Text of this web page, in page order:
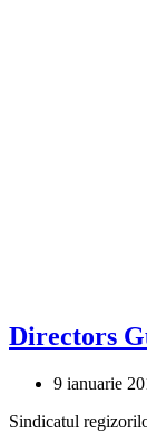
Directors
9 ianuarie
Sindicatul